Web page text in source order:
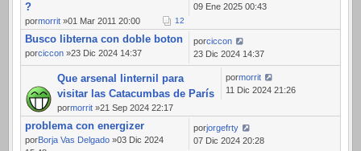
?
pormorrit »01 Mar 2011 20:00 12
09 Ene 2025 00:43
Busco libterna con doble boton
porciccon »23 Dic 2024 14:37
porciccon
23 Dic 2024 14:37
Que arsenal linternil para
visitar las Catacumbas de París
pormorrit »21 Sep 2024 22:17
pormorrit
11 Dic 2024 21:26
problema con energizer
porBorja Vas Delgado »03 Dic 2024
porjorgefrty
07 Dic 2024 20:28